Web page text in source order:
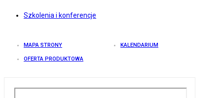
Szkolenia i konferencje
MAPA STRONY KALENDARIUM
OFERTA PRODUKTOWA